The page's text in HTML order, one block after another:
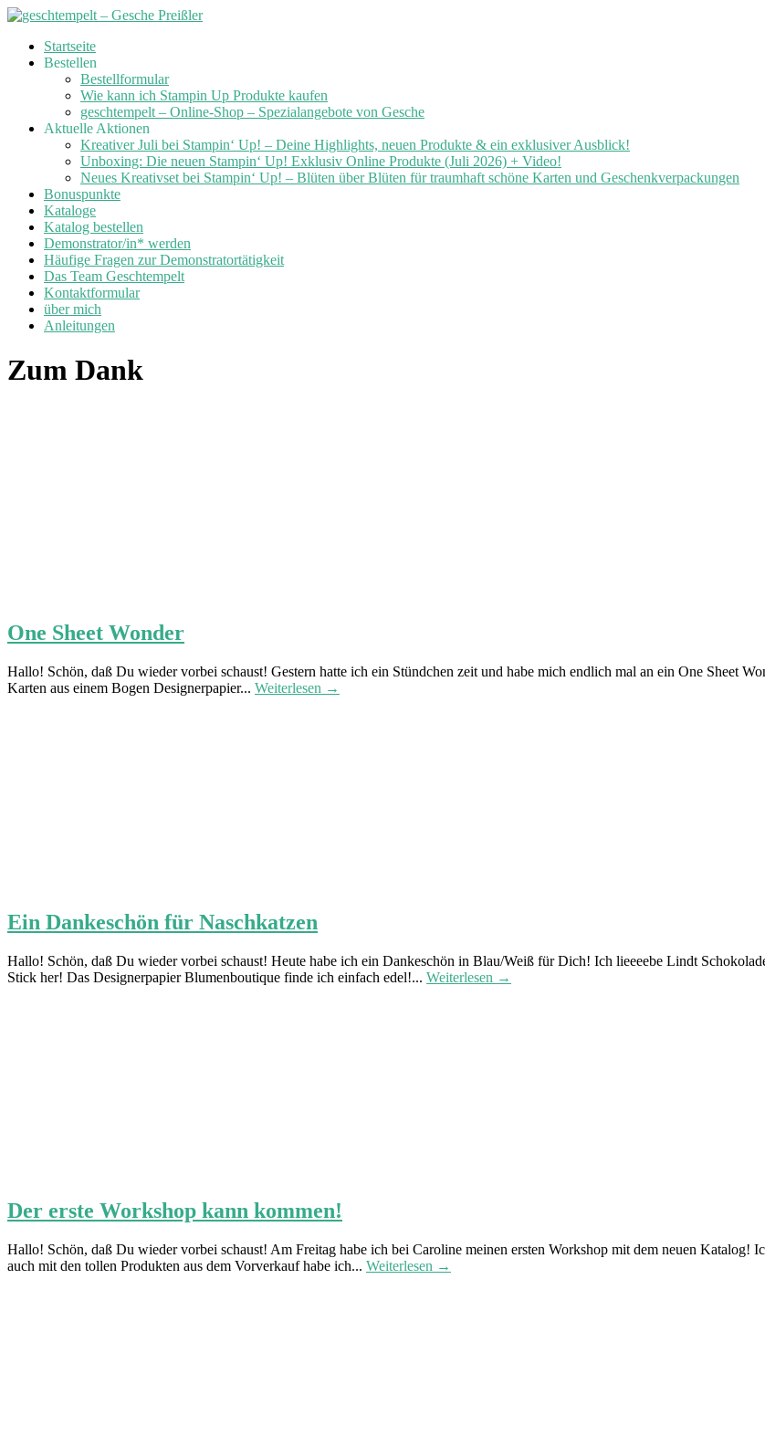
Skip
Startseite
Bestellen
Bestellformular
Wie kann ich Stampin Up Produkte kaufen
geschtempelt – Online-Shop – Spezialangebote von Gesche
Aktuelle Aktionen
Kreativer Juli bei Stampin‘ Up! – Deine Highlights, neuen Produkte & ein exklusiver Ausblick!
Unboxing: Die neuen Stampin‘ Up! Exklusiv Online Produkte (Juli 2026) + Video!
Neues Kreativset bei Stampin‘ Up! – Blüten über Blüten für traumhaft schöne Karten und Geschenkverpackungen
Bonuspunkte
Kataloge
Katalog bestellen
Demonstrator/in* werden
Häufige Fragen zur Demonstratortätigkeit
Das Team Geschtempelt
Kontaktformular
über mich
Anleitungen
Zum Dank
One Sheet Wonder
Hallo! Schön, daß Du wieder vorbei schaust! Gestern hatte ich ein Stündchen zeit und habe mich endlich mal an ein One Sheet
Karten aus einem Bogen Designerpapier... Weiterlesen →
Ein Dankeschön für Naschkatzen
Hallo! Schön, daß Du wieder vorbei schaust! Heute habe ich ein Dankeschön in Blau/Weiß für Dich! Ich lieeeebe Lindt
Stick her! Das Designerpapier Blumenboutique finde ich einfach edel!... Weiterlesen →
Der erste Workshop kann kommen!
Hallo! Schön, daß Du wieder vorbei schaust! Am Freitag habe ich bei Caroline meinen ersten Workshop mit dem neuen Katalog!
auch mit den tollen Produkten aus dem Vorverkauf habe ich... Weiterlesen →